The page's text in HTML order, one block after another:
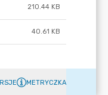
210.44 KB
40.61 KB
METRYCZKA